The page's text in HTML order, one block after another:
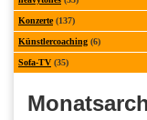
Konzerte(137)
Künstlercoaching (6)
Sofa-TV (35)